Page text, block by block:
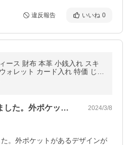
違反報告 いいね 0
ース 財布 本革 小銭入れ スキ
ォレット カード入れ 特価 じゃ
ファスナー 上質牛革 多機能 通
注文してすぐに届きました。外ポケットが… 2024/3/8
。外ポケットがあるデザインが